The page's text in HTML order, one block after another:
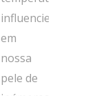
influenciem
em
nossa
pele de